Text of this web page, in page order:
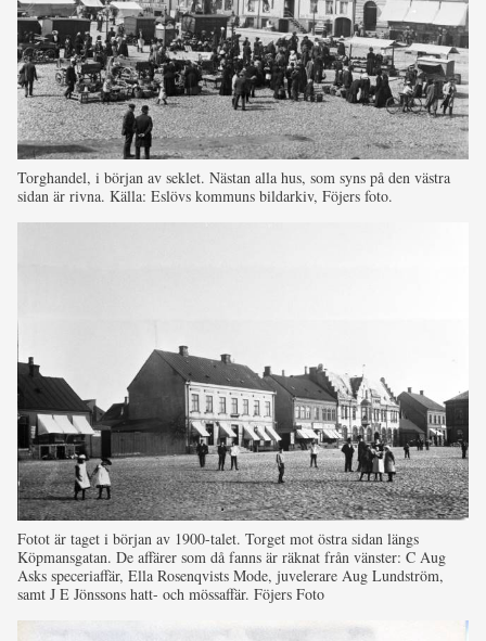
Torghandel, i början av seklet. Nästan alla hus, som syns på den västra
sidan är rivna. Källa: Eslövs kommuns bildarkiv, Föjers foto.
Fotot är taget i början av 1900-talet. Torget mot östra sidan längs
Köpmansgatan. De affärer som då fanns är räknat från vänster: C Aug
Asks speceriaffär, Ella Rosenqvists Mode, juvelerare Aug Lundström,
samt J E Jönssons hatt- och mössaffär. Föjers Foto